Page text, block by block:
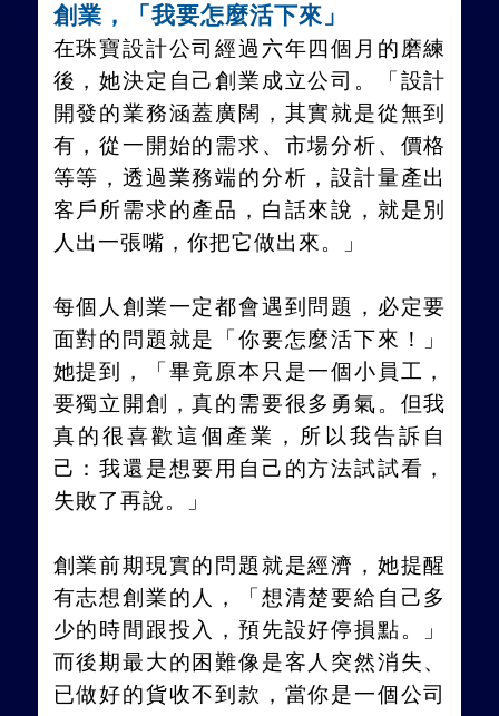
創業，「我要怎麼活下來」
在珠寶設計公司經過六年四個月的磨練
後，她決定自己創業成立公司。「設計
開發的業務涵蓋廣闊，其實就是從無到
有，從一開始的需求、市場分析、價格
等等，透過業務端的分析，設計量產出
客戶所需求的產品，白話來說，就是別
人出一張嘴，你把它做出來。」
每個人創業一定都會遇到問題，必定要
面對的問題就是「你要怎麼活下來！」
她提到，「畢竟原本只是一個小員工，
要獨立開創，真的需要很多勇氣。但我
真的很喜歡這個產業，所以我告訴自
己：我還是想要用自己的方法試試看，
失敗了再說。」
創業前期現實的問題就是經濟，她提醒
有志想創業的人，「想清楚要給自己多
少的時間跟投入，預先設好停損點。」
而後期最大的困難像是客人突然消失、
已做好的貨收不到款，當你是一個公司